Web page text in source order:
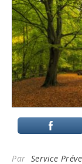
Par Service